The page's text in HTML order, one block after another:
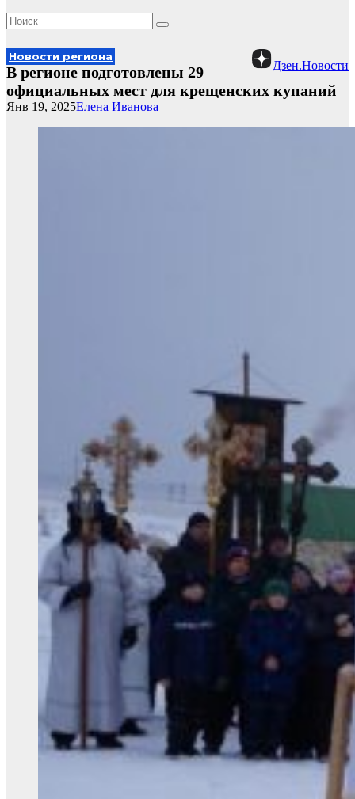
Дзен.Новости
Новости региона
В регионе подготовлены 29
официальных мест для крещенских купаний
Елена Иванова
Янв 19, 2025